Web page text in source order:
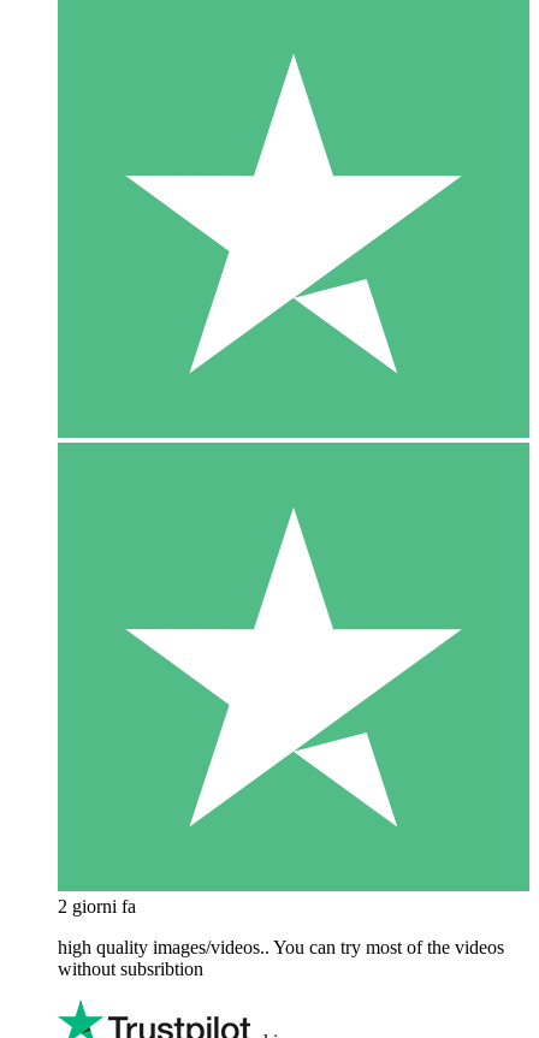
2 giorni fa
high quality images/videos.. You can try most of the videos
without subsribtion